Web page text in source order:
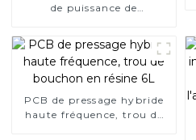
de puissance de
PCB de pressage hybride
haute fréquence, trou de